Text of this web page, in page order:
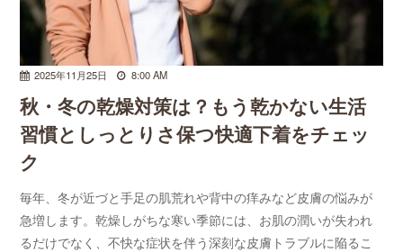
2025年11月25日 8:00 AM
秋・冬の乾燥対策は？もう乾かない生活
習慣としっとりさ保つ快適下着をチェッ
ク
毎年、冬が近づと手足の肌荒れや背中の痒みなど皮膚の悩みが
急増します。乾燥しがちな寒い季節には、お肌の潤いが失われ
るだけでなく、不快な症状を伴う深刻な皮膚トラブルに陥るこ